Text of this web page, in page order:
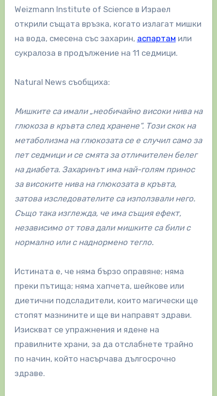
Weizmann Institute of Science в Израел
открили същата връзка, когато излагат мишки
на вода, смесена със захарин, аспартам или
сукралоза в продължение на 11 седмици.
Natural News съобщиха:
Мишките са имали „необичайно високи нива на
глюкоза в кръвта след хранене“. Този скок на
метаболизма на глюкозата се е случил само за
пет седмици и се смята за отличителен белег
на диабета. Захаринът има най-голям принос
за високите нива на глюкозата в кръвта,
затова изследователите са използвали него.
Също така изглежда, че има същия ефект,
независимо от това дали мишките са били с
нормално или с наднормено тегло.
Истината е, че няма бързо оправяне; няма
преки пътища; няма хапчета, шейкове или
диетични подсладители, които магически ще
стопят мазнините и ще ви направят здрави.
Изискват се упражнения и ядене на
правилните храни, за да отслабнете трайно
по начин, който насърчава дългосрочно
здраве.